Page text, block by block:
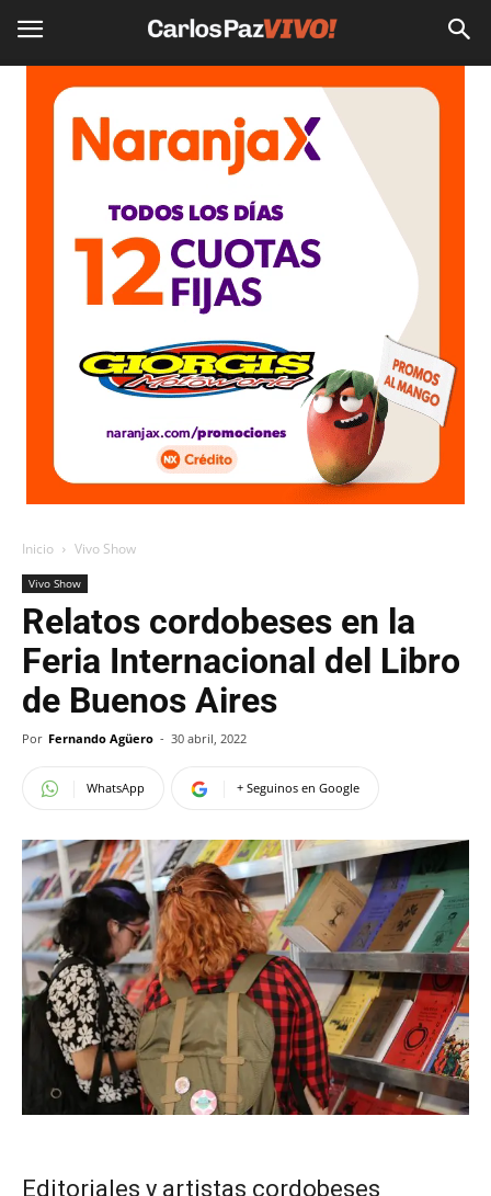
Inicio Vivo Show
Vivo Show
Relatos cordobeses en la
Feria Internacional del Libro
de Buenos Aires
Por Fernando Agüero - 30 abril, 2022
WhatsApp + Seguinos en Google
Editoriales y artistas cordobeses